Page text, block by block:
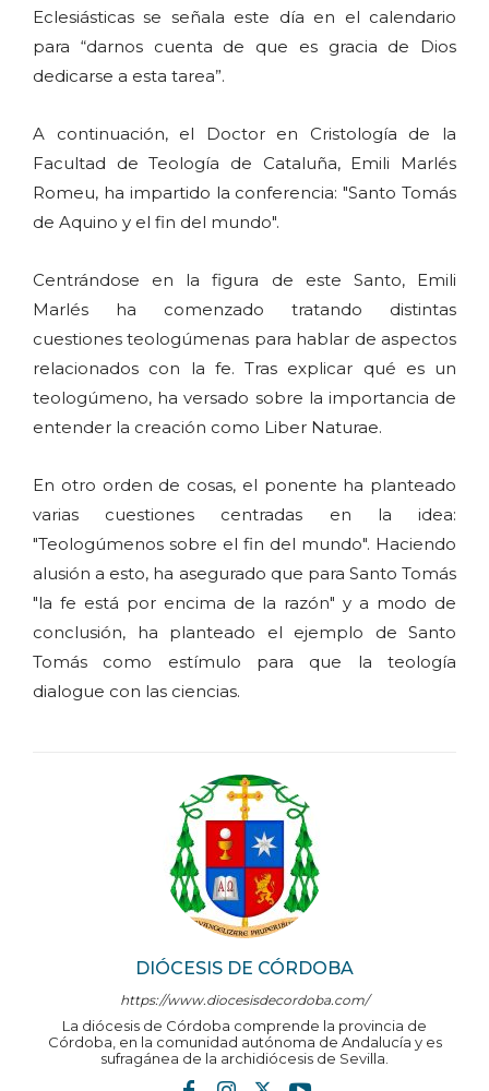
DIÓCESIS DE CÓRDOBA
https://www.diocesisdecordoba.com/
La diócesis de Córdoba comprende la provincia de
Córdoba, en la comunidad autónoma de Andalucía y es
sufragánea de la archidiócesis de Sevilla.
Eclesiásticas se señala este día en el calendario
para “darnos cuenta de que es gracia de Dios
dedicarse a esta tarea”.
A continuación, el Doctor en Cristología de la
Facultad de Teología de Cataluña, Emili Marlés
Romeu, ha impartido la conferencia: "Santo Tomás
de Aquino y el fin del mundo".
Centrándose en la figura de este Santo, Emili
Marlés ha comenzado tratando distintas
cuestiones teologúmenas para hablar de aspectos
relacionados con la fe. Tras explicar qué es un
teologúmeno, ha versado sobre la importancia de
entender la creación como Liber Naturae.
En otro orden de cosas, el ponente ha planteado
varias cuestiones centradas en la idea:
"Teologúmenos sobre el fin del mundo". Haciendo
alusión a esto, ha asegurado que para Santo Tomás
"la fe está por encima de la razón" y a modo de
conclusión, ha planteado el ejemplo de Santo
Tomás como estímulo para que la teología
dialogue con las ciencias.